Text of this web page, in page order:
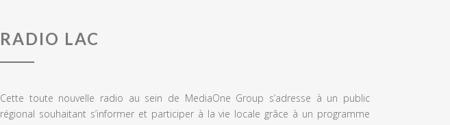
RADIO LAC
Cette toute nouvelle radio au sein de MediaOne Group s’adresse à un public
régional souhaitant s’informer et participer à la vie locale grâce à un programme